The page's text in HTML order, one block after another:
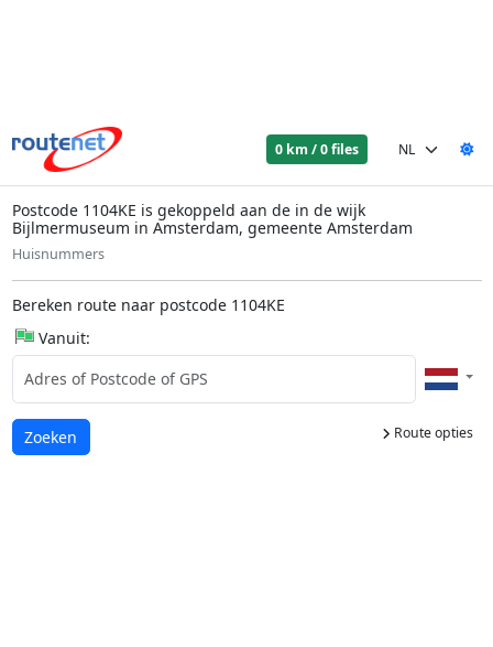
0 km / 0 files
Postcode 1104KE is gekoppeld aan de in de wijk
Bijlmermuseum in Amsterdam, gemeente Amsterdam
Huisnummers
Bereken route naar postcode 1104KE
Vanuit:
Route opties
Laden...
Zoeken